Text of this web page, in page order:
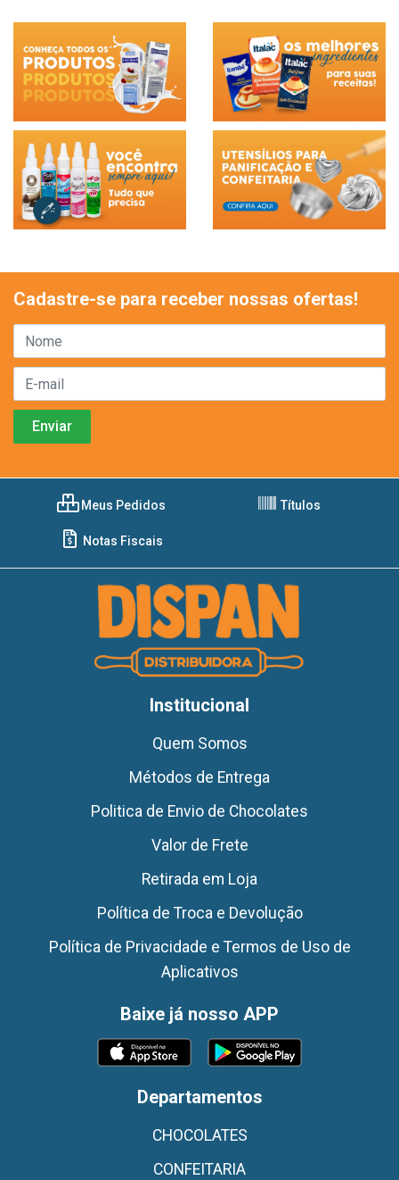
Cadastre-se para receber nossas ofertas!
Meus Pedidos Títulos
Notas Fiscais
Institucional
Quem Somos
Métodos de Entrega
Politica de Envio de Chocolates
Valor de Frete
Retirada em Loja
Política de Troca e Devolução
Política de Privacidade e Termos de Uso de
Aplicativos
Baixe já nosso APP
Departamentos
CHOCOLATES
CONFEITARIA